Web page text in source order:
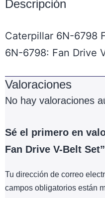
Descripción
Caterpillar 6N-6798
6N-6798: Fan Drive
Valoraciones
No hay valoraciones
Sé el primero en
Fan Drive V-Belt Set”
Tu dirección de correo
campos obligatorios están